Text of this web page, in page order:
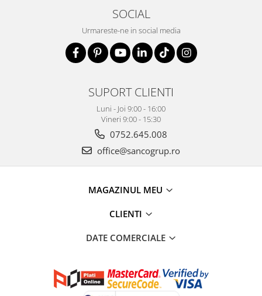
SOCIAL
Urmareste-ne in social media
SUPORT CLIENTI
Luni - Joi 9:00 - 16:00
Vineri 9:00 - 15:30
0752.645.008
office@sancogrup.ro
MAGAZINUL MEU
CLIENTI
DATE COMERCIALE